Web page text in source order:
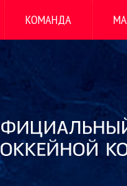
КОМАНДА